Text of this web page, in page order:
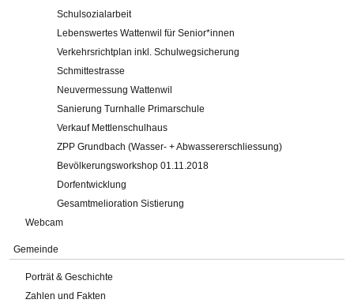
Impressum
Schulsozialarbeit
Lebenswertes Wattenwil für Senior*innen
Verkehrsrichtplan inkl. Schulwegsicherung
Schmittestrasse
Neuvermessung Wattenwil
Sanierung Turnhalle Primarschule
Verkauf Mettlenschulhaus
ZPP Grundbach (Wasser- + Abwassererschliessung)
Bevölkerungsworkshop 01.11.2018
Dorfentwicklung
Gesamtmelioration Sistierung
Webcam
Gemeinde
Porträt & Geschichte
Zahlen und Fakten